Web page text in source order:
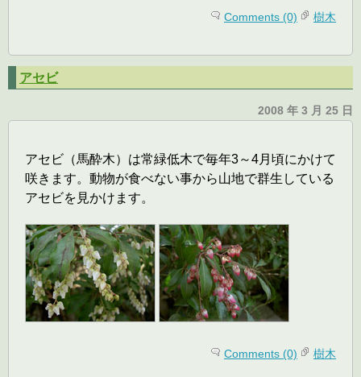
Comments (0) 樹木
アセビ
2008 年 3 月 25 日
アセビ（馬酔木）は常緑低木で毎年3～4月頃にかけて
咲きます。動物が食べない事から山地で群生している
アセビを見かけます。
Comments (0) 樹木